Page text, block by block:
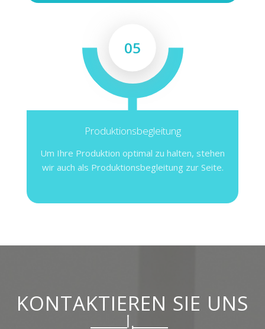
05
Produktionsbegleitung
Um Ihre Produktion optimal zu halten, stehen
wir auch als Produktionsbegleitung zur Seite.
KONTAKTIEREN SIE UNS